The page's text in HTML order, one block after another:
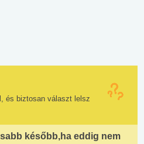
és biztosan választ lelsz
később,ha eddig nem